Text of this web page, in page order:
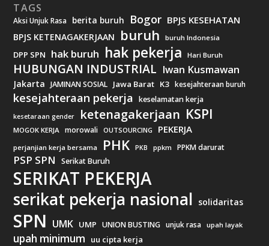
TAGS
Aksi Unjuk Rasa berita buruh Bogor BPJS KESEHATAN
BPJS KETENAGAKERJAAN buruh buruh Indonesia
DPP SPN hak buruh hak pekerja Hari Buruh
HUBUNGAN INDUSTRIAL Iwan Kusmawan
Jakarta JAMINAN SOSIAL Jawa Barat K3 kesejahteraan buruh
kesejahteraan pekerja keselamatan kerja
kesetaraan gender ketenagakerjaan KSPI
MOGOK KERJA morowali OUTSOURCING PEKERJA
perjanjian kerja bersama PHK PKB ppkm PPKM darurat
PSP SPN Serikat Buruh
SERIKAT PEKERJA
serikat pekerja nasional solidaritas
SPN UMK UMP UNION BUSTING unjuk rasa upah layak
upah minimum uu cipta kerja